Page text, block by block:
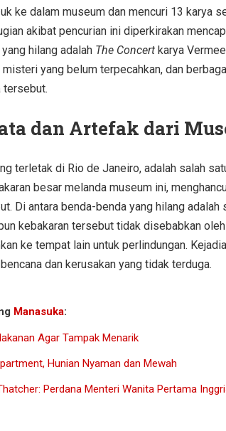
ke dalam museum dan mencuri 13 karya
akibat pencurian ini diperkirakan
hilang adalah The Concert karya
yang belum terpecahkan, dan
tersebut.
dan Artefak dari
terletak di Rio de Janeiro, adalah salah
besar melanda museum ini,
Di antara benda-benda yang hilang adalah
kebakaran tersebut tidak disebabkan
ke tempat lain untuk perlindungan.
dan kerusakan yang tidak terduga.
Manasuka:
Agar Tampak Menarik
Hunian Nyaman dan Mewah
Perdana Menteri Wanita Pertama